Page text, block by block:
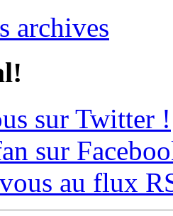
archives
sur Twitter !
sur
au flux